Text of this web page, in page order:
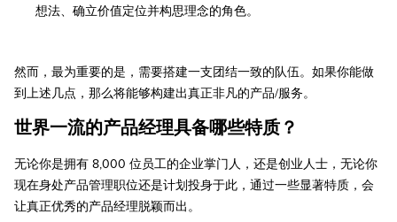
想法、确立价值定位并构思理念的角色。
然而，最为重要的是，需要搭建一支团结一致的队伍。如果你能做
到上述几点，那么将能够构建出真正非凡的产品/服务。
世界一流的产品经理具备哪些特质？
无论你是拥有 8,000 位员工的企业掌门人，还是创业人士，无论你
现在身处产品管理职位还是计划投身于此，通过一些显著特质，会
让真正优秀的产品经理脱颖而出。